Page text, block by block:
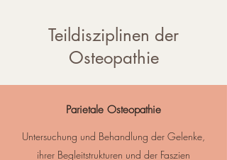
Teildisziplinen der
Osteopathie
Parietale Osteopathie
Untersuchung und Behandlung der Gelenke,
ihrer Begleitstrukturen und der Faszien